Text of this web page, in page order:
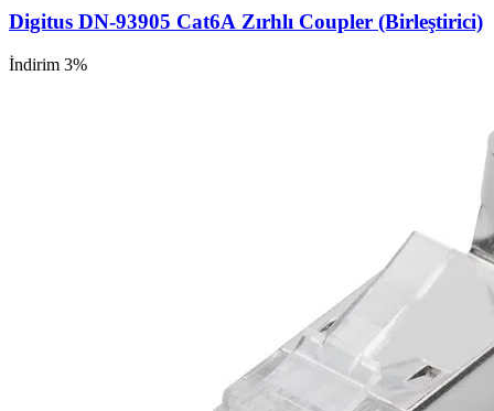
Digitus DN-93905 Cat6A Zırhlı Coupler (Birleştirici)
İndirim 3%